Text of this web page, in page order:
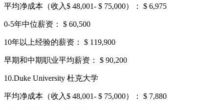
平均净成本（收入$ 48,001- $ 75,000）： $ 6,975
0-5年中位薪资： $ 60,500
10年以上经验的薪资： $ 119,900
早期和中期职业平均薪资： $ 90,200
10.Duke University 杜克大学
平均净成本（收入$ 48,001- $ 75,000）： $ 7,880